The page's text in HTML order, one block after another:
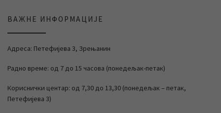
ВАЖНЕ ИНФОРМАЦИЈЕ
Адреса: Петефијева 3, Зрењанин
Радно време: од 7 до 15 часова (понедељак-петак)
Кориснички центар: од 7,30 до 13,30 (понедељак – петак,
Петефијева 3)